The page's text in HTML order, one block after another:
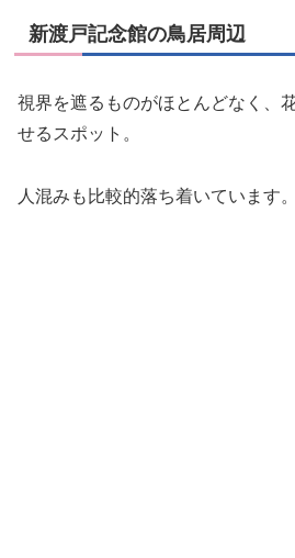
新渡戸記念館の鳥居周辺
視界を遮るものがほとんどなく、
せるスポット。
人混みも比較的落ち着いています。